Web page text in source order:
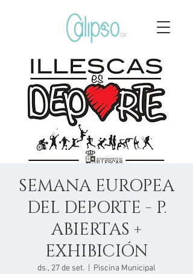
SEMANA EUROPEA
DEL DEPORTE - P.
ABIERTAS +
EXHIBICIÓN
ds., 27 de set. Piscina Municipal